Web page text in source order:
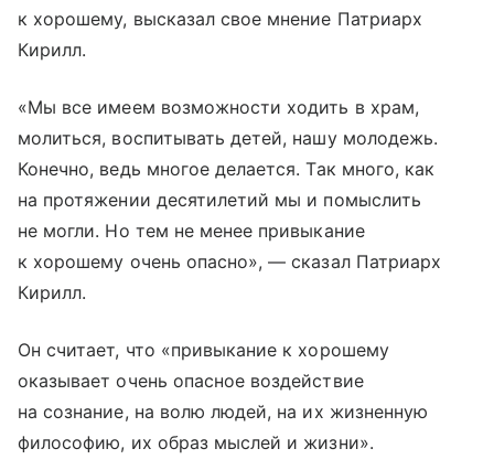
к хорошему, высказал свое мнение Патриарх
Кирилл.
«Мы все имеем возможности ходить в храм,
молиться, воспитывать детей, нашу молодежь.
Конечно, ведь многое делается. Так много, как
на протяжении десятилетий мы и помыслить
не могли. Но тем не менее привыкание
к хорошему очень опасно», — сказал Патриарх
Кирилл.
Он считает, что «привыкание к хорошему
оказывает очень опасное воздействие
на сознание, на волю людей, на их жизненную
философию, их образ мыслей и жизни».